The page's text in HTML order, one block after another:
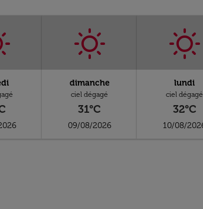
dimanche
ciel dégagé
31°C
09/08/2026
lundi
ciel dégagé
32°C
10/08/